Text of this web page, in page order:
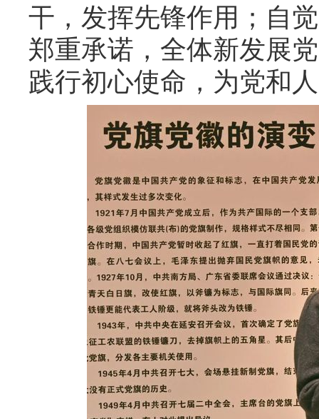
干，发挥先锋作用；自
郑重承诺，全体新发展
践行初心使命，为党和